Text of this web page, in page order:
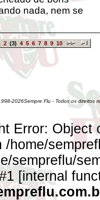
nada, nem se
2 (3) 4 5 6 7 8 9 10
2026Sempre Flu - Todos os direitos
Error: Object
home/
sempreflu/
[internal